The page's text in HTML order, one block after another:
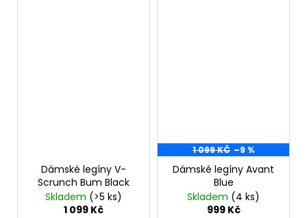
Dámské legíny V-
Scrunch Bum Black
Skladem (>5 ks)
1 099 Kč
1 099 KČ –9 %
Dámské legíny Avant
Blue
Skladem (4 ks)
999 Kč